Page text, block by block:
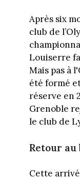
Après six
club de
Louiserre
Mais pas à
été formé
réserve en
Grenoble
le club de
Retour
Cette